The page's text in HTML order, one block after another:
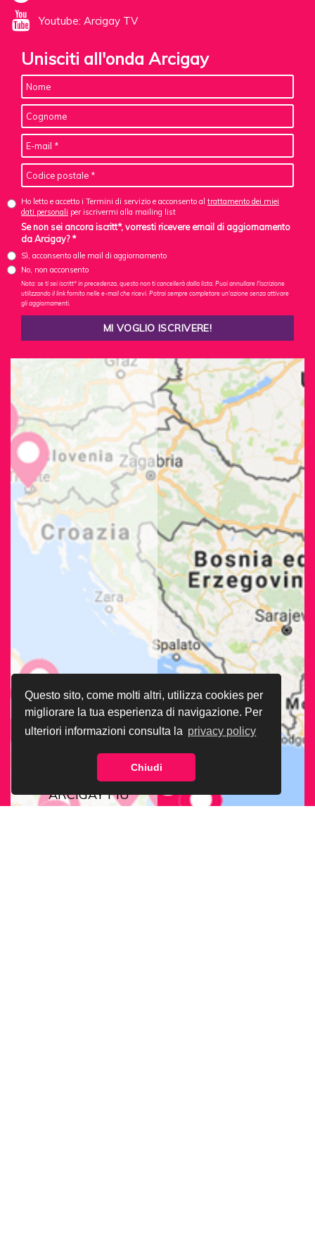
Questo sito, come molti altri, utilizza cookies per
migliorare la tua esperienza di navigazione. Per
ulteriori informazioni consulta la privacy policy
Chiudi
Youtube: Arcigay TV
Unisciti all'onda Arcigay
Ho letto e accetto i Termini di servizio e acconsento al trattamento dei miei
dati personali per iscrivermi alla mailing list
Se non sei ancora iscritt*, vorresti ricevere email di aggiornamento
da Arcigay? *
Sì, acconsento alle mail di aggiornamento
No, non acconsento
Nota: se ti sei iscritt* in precedenza, questo non ti cancellerà dalla lista. Puoi annullare l'iscrizione
utilizzando il link fornito nelle e-mail che ricevi. Potrai sempre completare un'azione senza attivare
gli aggiornamenti.
CERCA LA SEDE
ARCIGAY PIÙ